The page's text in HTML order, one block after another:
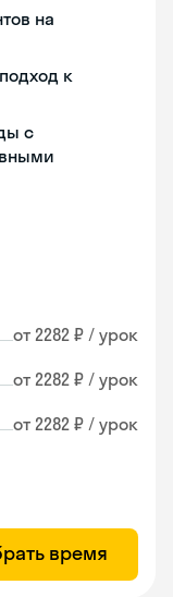
на
к
с
от 2282 ₽ / урок
от 2282 ₽ / урок
от 2282 ₽ / урок
время